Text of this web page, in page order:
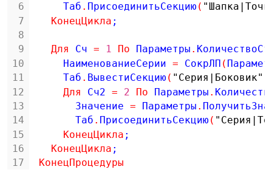
6
7
8
9
10
11
12
13
14
15
16
17
Таб . ПрисоединитьСекцию(
КонецЦикла ;
Для Сч = 1 По Параметры .
НаименованиеСерии = СокрЛП (
Таб . ВывестиСекцию( "Серия|Боковик"
Для
Сч2 = 2 По Параметры .
Значение = Параметры .
Таб . ПрисоединитьСекцию(
КонецЦикла ;
КонецЦикла ;
КонецПроцедуры